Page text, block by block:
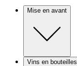
Mise en avant
Vins en bouteilles